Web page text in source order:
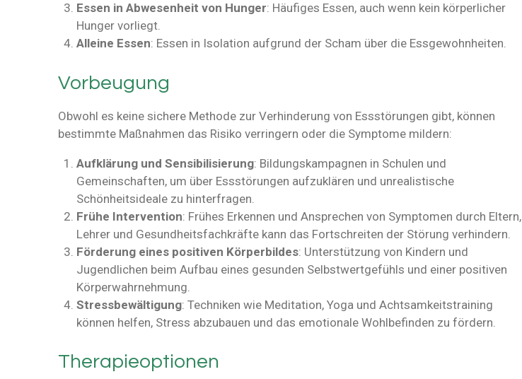
Essen in Abwesenheit von Hunger: Häufiges Essen, auch wenn kein körperlicher
Hunger vorliegt.
Alleine Essen: Essen in Isolation aufgrund der Scham über die Essgewohnheiten.
Vorbeugung
Obwohl es keine sichere Methode zur Verhinderung von Essstörungen gibt, können
bestimmte Maßnahmen das Risiko verringern oder die Symptome mildern:
Aufklärung und Sensibilisierung: Bildungskampagnen in Schulen und
Gemeinschaften, um über Essstörungen aufzuklären und unrealistische
Schönheitsideale zu hinterfragen.
Frühe Intervention: Frühes Erkennen und Ansprechen von Symptomen durch Eltern,
Lehrer und Gesundheitsfachkräfte kann das Fortschreiten der Störung verhindern.
Förderung eines positiven Körperbildes: Unterstützung von Kindern und
Jugendlichen beim Aufbau eines gesunden Selbstwertgefühls und einer positiven
Körperwahrnehmung.
Stressbewältigung: Techniken wie Meditation, Yoga und Achtsamkeitstraining
können helfen, Stress abzubauen und das emotionale Wohlbefinden zu fördern.
Therapieoptionen